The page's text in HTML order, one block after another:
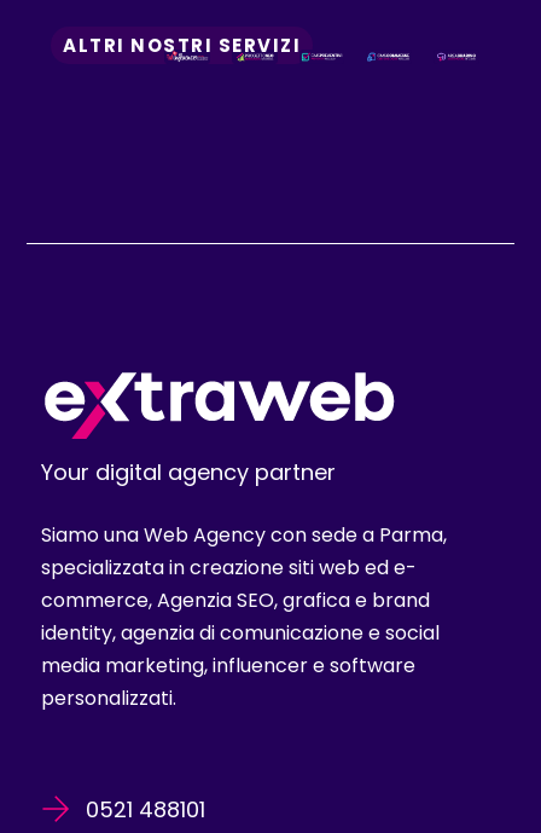
ALTRI NOSTRI SERVIZI
Your digital agency partner
Siamo una Web Agency con sede a Parma,
specializzata in creazione siti web ed e-
commerce, Agenzia SEO, grafica e brand
identity, agenzia di comunicazione e social
media marketing, influencer e software
personalizzati.
0521 488101